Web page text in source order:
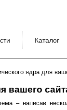
Каталог
ядра для
вашего
– написав